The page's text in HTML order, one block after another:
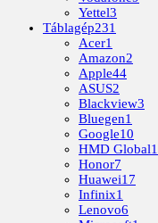
Yettel3
Táblagép231
Acer1
Amazon2
Apple44
ASUS2
Blackview3
Bluegen1
Google10
HMD Global1
Honor7
Huawei17
Infinix1
Lenovo6